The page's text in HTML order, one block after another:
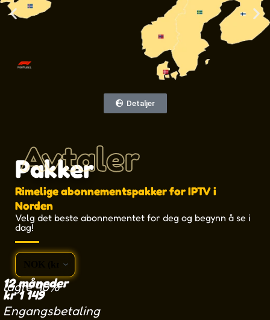
Detaljer
Avtaler
Pakker
Rimelige abonnementspakker for IPTV i
Norden
Velg det beste abonnementet for deg og begynn å se i
dag!
lagre 40%
12 måneder
kr1 149
Engangsbetaling